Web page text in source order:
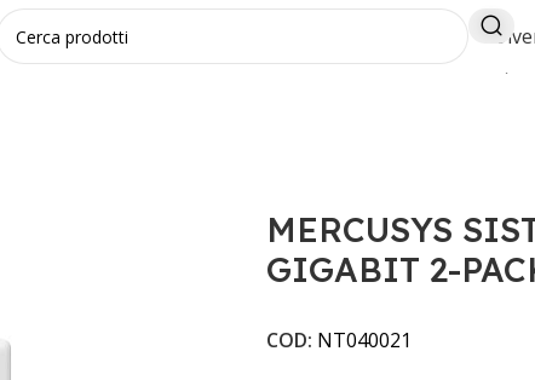
SISTEMA MESH AC1200 GIGABIT 2-PACK HALO H32G(2-
MERCUSYS
GIGABIT 2-
COD: NT040021